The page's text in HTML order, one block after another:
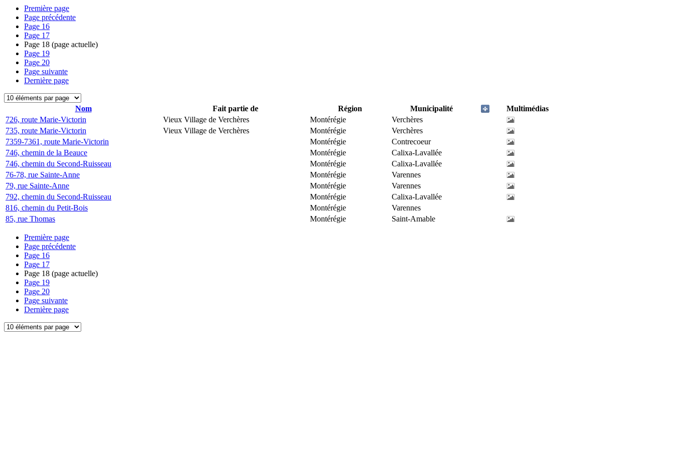
Première page
Page précédente
Page 16
Page 17
Page 18 (page actuelle)
Page 19
Page 20
Page suivante
Dernière page
Nom Fait partie de Région Municipalité
Multimédias
726, route Marie-Victorin
Vieux Village de Verchères Montérégie
Verchères
735, route Marie-Victorin
Vieux Village de Verchères Montérégie
Verchères
7359-7361, route Marie-Victorin
Montérégie
Contrecoeur
746, chemin de la Beauce
Montérégie
Calixa-Lavallée
746, chemin du Second-Ruisseau
Montérégie
Calixa-Lavallée
76-78, rue Sainte-Anne
Montérégie
Varennes
79, rue Sainte-Anne
Montérégie
Varennes
792, chemin du Second-Ruisseau
Montérégie
Calixa-Lavallée
816, chemin du Petit-Bois
Montérégie
Varennes
85, rue Thomas
Montérégie Saint-Amable
Première page
Page précédente
Page 16
Page 17
Page 18 (page actuelle)
Page 19
Page 20
Page suivante
Dernière page